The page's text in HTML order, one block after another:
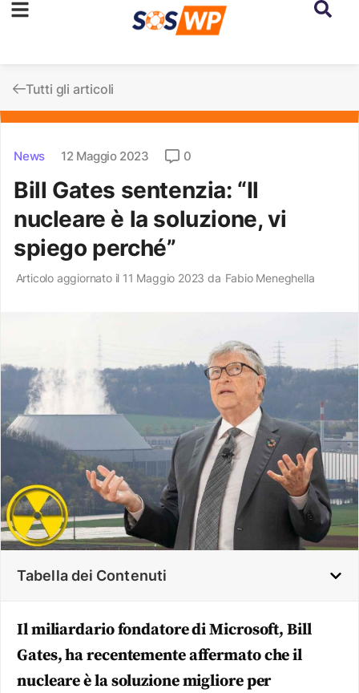
Tutti gli articoli
News 12 Maggio 2023 0
Bill Gates sentenzia: “Il
nucleare è la soluzione, vi
spiego perché”
Articolo aggiornato il 11 Maggio 2023 da Fabio Meneghella
Tabella dei Contenuti
Il miliardario fondatore di Microsoft, Bill
Gates, ha recentemente affermato che il
nucleare è la soluzione migliore per